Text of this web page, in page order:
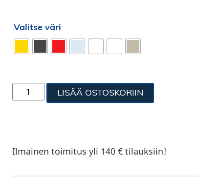
Valitse väri
LISÄÄ OSTOSKORIIN
Ilmainen toimitus yli 140 € tilauksiin!